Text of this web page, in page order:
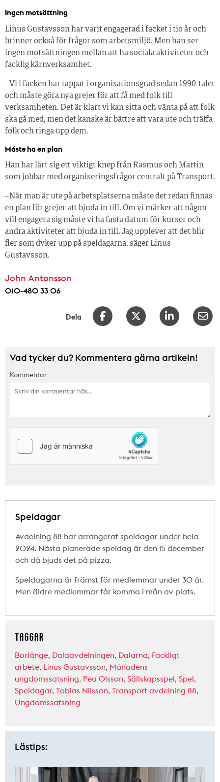
Ingen motsättning
Linus Gustavsson har varit engagerad i facket i tio år och
brinner också för frågor som arbetsmiljö. Men han ser
ingen motsättningen mellan att ha sociala aktiviteter och
facklig kärnverksamhet.
– Vi i facken har tappat i organisationsgrad sedan 1990-talet
och måste göra nya grejer för att få med folk till
verksamheten. Det är klart vi kan sitta och vänta på att folk
ska gå med, men det kanske är bättre att vara ute och träffa
folk och ringa upp dem.
Måste ha en plan
Han har lärt sig ett viktigt knep från Rasmus och Martin
som jobbar med organiseringsfrågor centralt på Transport.
– När man är ute på arbetsplatserna måste det redan finnas
en plan för grejer att bjuda in till. Om vi märker att någon
vill engagera sig måste vi ha fasta datum för kurser och
andra aktiviteter att bjuda in till. Jag upplever att det blir
fler som dyker upp på speldagarna, säger Linus
Gustavsson.
John Antonsson
010-480 33 06
Dela
Vad tycker du? Kommentera gärna artikeln!
Kommentar
Speldagar
Avdelning 88 har arrangerat speldagar under hela
2024. Nästa planerade speldag är den 15 december
och då bjuds det på pizza.
Speldagarna är främst för medlemmar under 30 år.
Men äldre medlemmar får komma i mån av plats.
TAGGAR
Borlänge, Dalaavdelningen, Dalarna, Fackligt
arbete, Linus Gustavsson, Månadens
ungdomssatsning, Pea Olsson, Sällskapsspel, Spel,
Speldagar, Tobias Nilsson, Transport avdelning 88,
Ungdomssatsning
Lästips: